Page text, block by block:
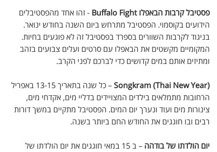
פסטיבל קרבות הבאפלו Buffalo Fight
- זהו אחד מהפסטיבלים
הידועים בקוסמוי. הפסטיבל מתרחש ביום השנה בחודש ינואר.
בניגוד לקרבות השוורים בספרד בפסטיבל זה לא פוגעים בחיות.
המקומיים מקשטים את הבאפלו עם סרטים ועלים צבועים בזהב
ומתיזים אותם במים קדושים כדי לברכם לפני הקרב.
Songkram (Thai New Year)
– כל שנה בתאריך 13-15 באפריל
הרחובות מתמלאים בילדים המצויידים בדליי מים, אקדחי מים,
צינורות מים ועוד ונערך יום המים. הפסטיבל מתקיים במשך דורות
רבים ובו חוגגים את החודש החם ביותר בשנה.
יום הולדתו של בודהה
– ב 15 במאי חוגגים את יום הולדתו של